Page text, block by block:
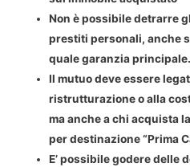
Non è possibile detrarre
prestiti personali, anche
quale garanzia principale.
Il mutuo deve essere
ristrutturazione o alla
ma anche a chi acquista
per destinazione “Prima
E’ possibile godere delle